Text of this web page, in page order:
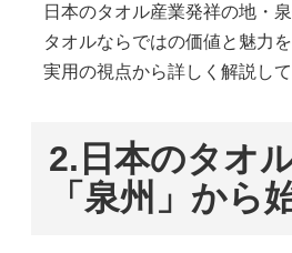
日本のタオル産業発祥の地・
タオルならではの価値と魅力を
実用の視点から詳しく解説して
2. 日本のタオ
「泉州」から